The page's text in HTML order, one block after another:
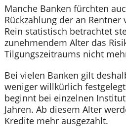
Manche Banken fürchten
Rückzahlung der an Rentner
Rein statistisch betrachtet
zunehmendem Alter das
Tilgungszeitraums nicht
Bei vielen Banken gilt
weniger willkürlich
beginnt bei einzelnen
Jahren. Ab diesem Alter
Kredite mehr ausgezahlt.